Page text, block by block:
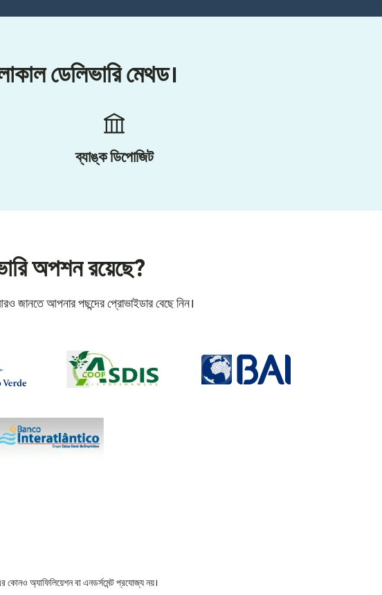
ডেলিভারি মেথড।
ব্যাঙ্ক ডিপোজিট
অপশন রয়েছে?
জানতে আপনার পছন্দের প্রোভাইডার বেছে নিন।
কোনও অ্যাফিলিয়েশন বা এনডর্সমেন্ট প্রযোজ্য নয়।